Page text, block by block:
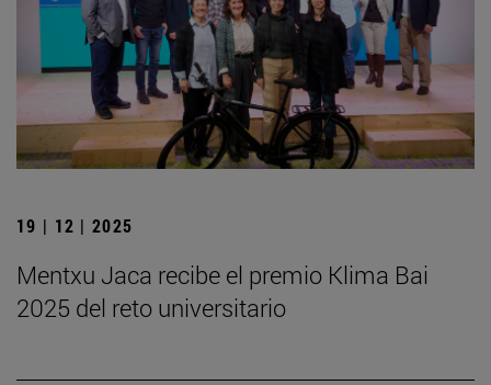
19 | 12 | 2025
Mentxu Jaca recibe el premio Klima Bai
2025 del reto universitario